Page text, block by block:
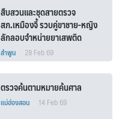
สืบสวนและชุดสายตรวจ
สภ.เหมืองจี้ รวบคู่ขาชาย-หญิง
ลักลอบจำหน่ายยาเสพติด
ลำพูน 28 Feb 69
ตรวจค้นตามหมายค้นศาล
แม่ฮ่องสอน 14 Feb 69